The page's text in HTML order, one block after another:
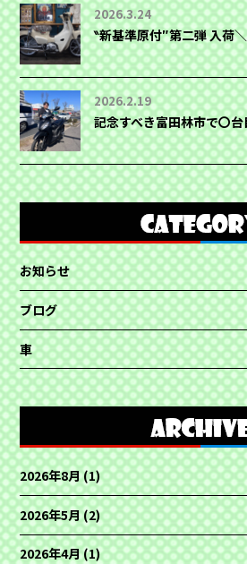
2026.3.24
‶新基準原付″第二弾 入荷
2026.2.19
記念すべき富田林市で〇
お知らせ
ブログ
車
2026年8月(1)
2026年5月(2)
2026年4月(1)